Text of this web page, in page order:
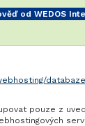
od WEDOS
pouze z